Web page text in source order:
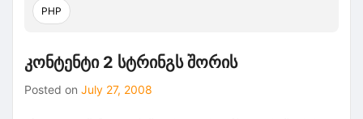
PHP
კონტენტი 2 სტრინგს შორის
Posted on July 27, 2008